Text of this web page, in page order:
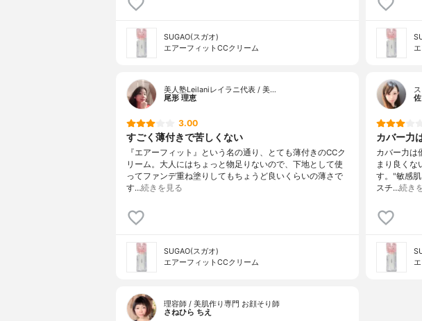
SUGAO(スガオ)
エアーフィットCCクリーム
美人塾Leilaniレイラニ代表 / 美…
尾形 理恵
3.00
すごく薄付きで苦しくない
『エアーフィット』という名の通り、とても薄付きのCCク
リーム。大人にはちょっと物足りないので、下地として使
ってファンデ重ね塗りしてもちょうど良いくらいの薄さで
す…続きを見る
SUGAO(スガオ)
エアーフィットCCクリーム
カバー力
カバー力は
まり良くな
す。"敏感
スチ…続き
理容師 / 美肌作り専門 お顔そり師
さねひら ちえ